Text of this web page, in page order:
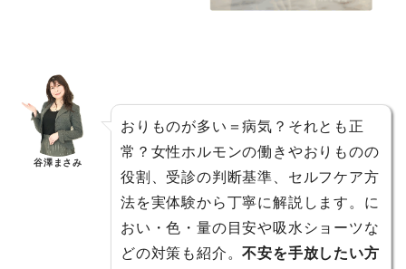
谷澤まさみ
おりものが多い＝病気？それとも正
常？女性ホルモンの働きやおりものの
役割、受診の判断基準、セルフケア方
法を実体験から丁寧に解説します。に
おい・色・量の目安や吸水ショーツな
どの対策も紹介。不安を手放したい方